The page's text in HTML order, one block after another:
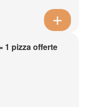
1 pizza offerte